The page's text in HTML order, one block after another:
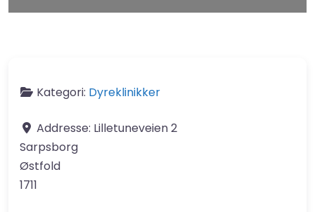
Kategori: Dyreklinikker
Addresse: Lilletuneveien 2
Sarpsborg
Østfold
1711